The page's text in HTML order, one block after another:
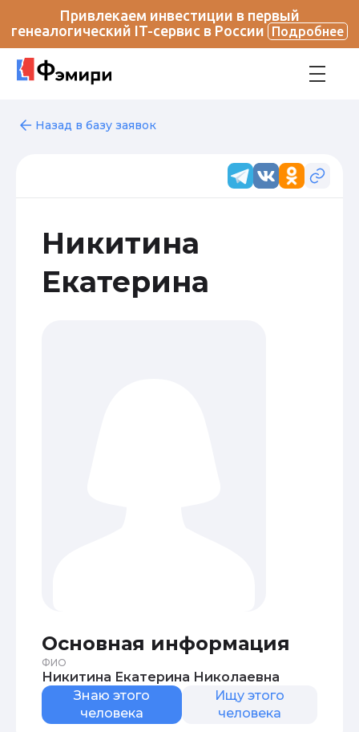
Привлекаем инвестиции в первый
генеалогический IT-сервис в России
Подробнее
Назад в базу заявок
Никитина
Екатерина
Основная информация
ФИО
Никитина Екатерина Николаевна
Знаю этого
человека
Ищу этого
человека